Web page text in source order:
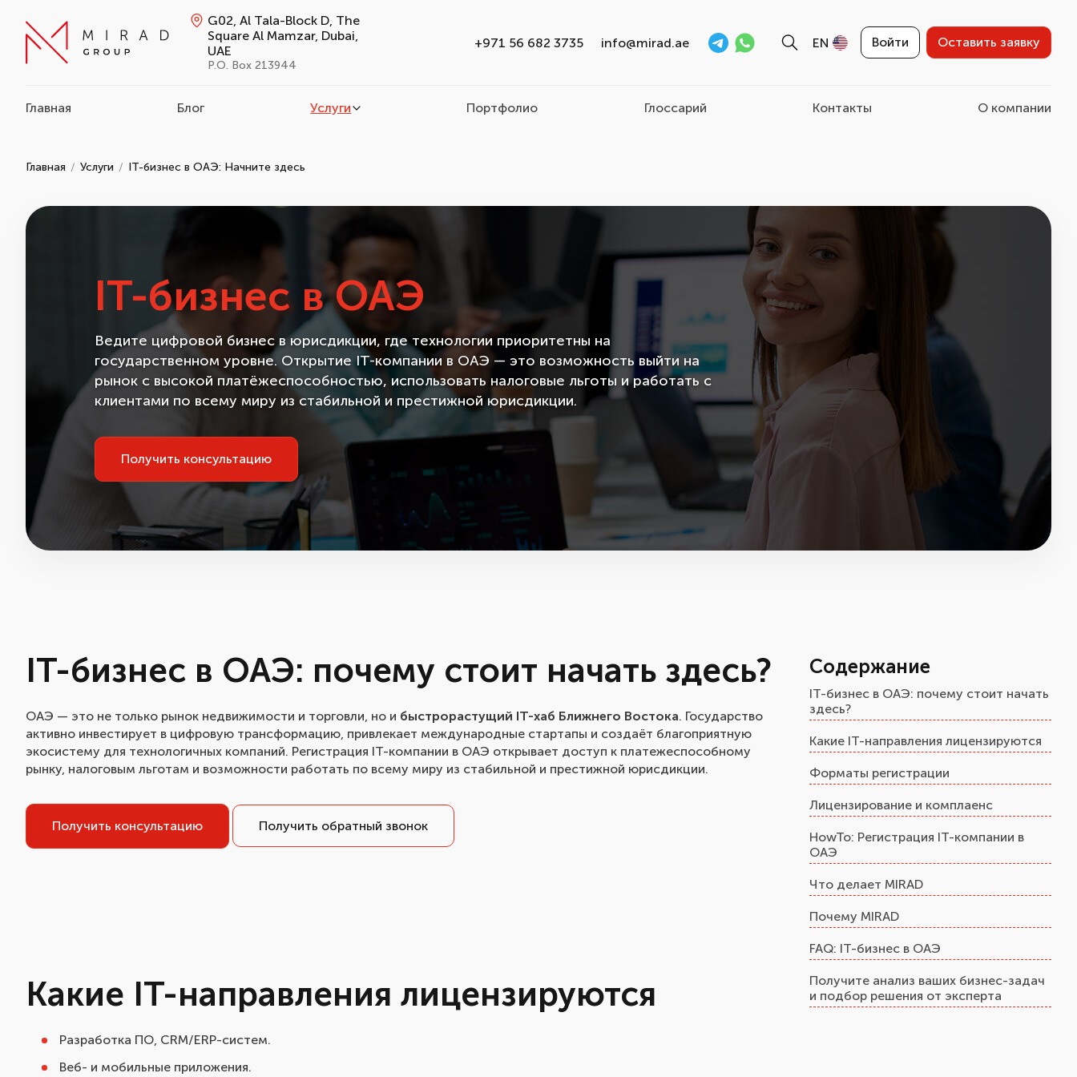
G02, Al Tala-Block D, The
Square Al Mamzar, Dubai,
UAE
P.O. Box 213944
+971 56 682 3735 info@mirad.ae EN Войти Оставить заявку
Главная Блог Услуги Портфолио Глоссарий Контакты О компании
Главная Услуги IT-бизнес в ОАЭ: Начните здесь
IT-бизнес в ОАЭ
Ведите цифровой бизнес в юрисдикции, где технологии приоритетны на
государственном уровне. Открытие IT-компании в ОАЭ — это возможность выйти на
рынок с высокой платёжеспособностью, использовать налоговые льготы и работать с
клиентами по всему миру из стабильной и престижной юрисдикции.
Получить консультацию
IT-бизнес в ОАЭ: почему стоит начать здесь?
ОАЭ — это не только рынок недвижимости и торговли, но и быстрорастущий IT-хаб Ближнего Востока. Государство
активно инвестирует в цифровую трансформацию, привлекает международные стартапы и создаёт благоприятную
экосистему для технологичных компаний. Регистрация IT-компании в ОАЭ открывает доступ к платежеспособному
рынку, налоговым льготам и возможности работать по всему миру из стабильной и престижной юрисдикции.
Получить консультацию Получить обратный звонок
Какие IT-направления лицензируются
Разработка ПО, CRM/ERP-систем.
Веб- и мобильные приложения.
Содержание
IT-бизнес в ОАЭ: почему стоит начать
здесь?
Какие IT-направления лицензируются
Форматы регистрации
Лицензирование и комплаенс
HowTo: Регистрация IT-компании в
ОАЭ
Что делает MIRAD
Почему MIRAD
FAQ: IT-бизнес в ОАЭ
Получите анализ ваших бизнес-задач
и подбор решения от эксперта